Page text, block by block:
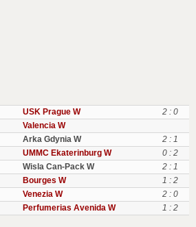
USK Prague W
2 : 0
Valencia W
Arka Gdynia W
2 : 1
UMMC Ekaterinburg W
0 : 2
Wisla Can-Pack W
2 : 1
Bourges W
1 : 2
Venezia W
2 : 0
Perfumerias Avenida W 1 : 2